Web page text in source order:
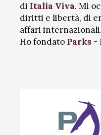
di Italia Viva. Mi
diritti e libertà, di
affari internazionali.
Ho fondato Parks -